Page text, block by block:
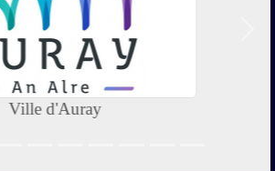
Agricole Morbihan